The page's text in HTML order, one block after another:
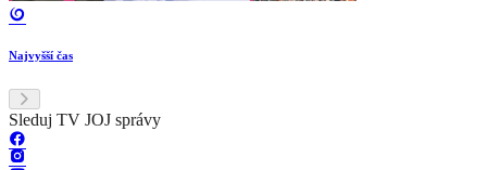
Najvyšší čas
Sleduj TV JOJ správy